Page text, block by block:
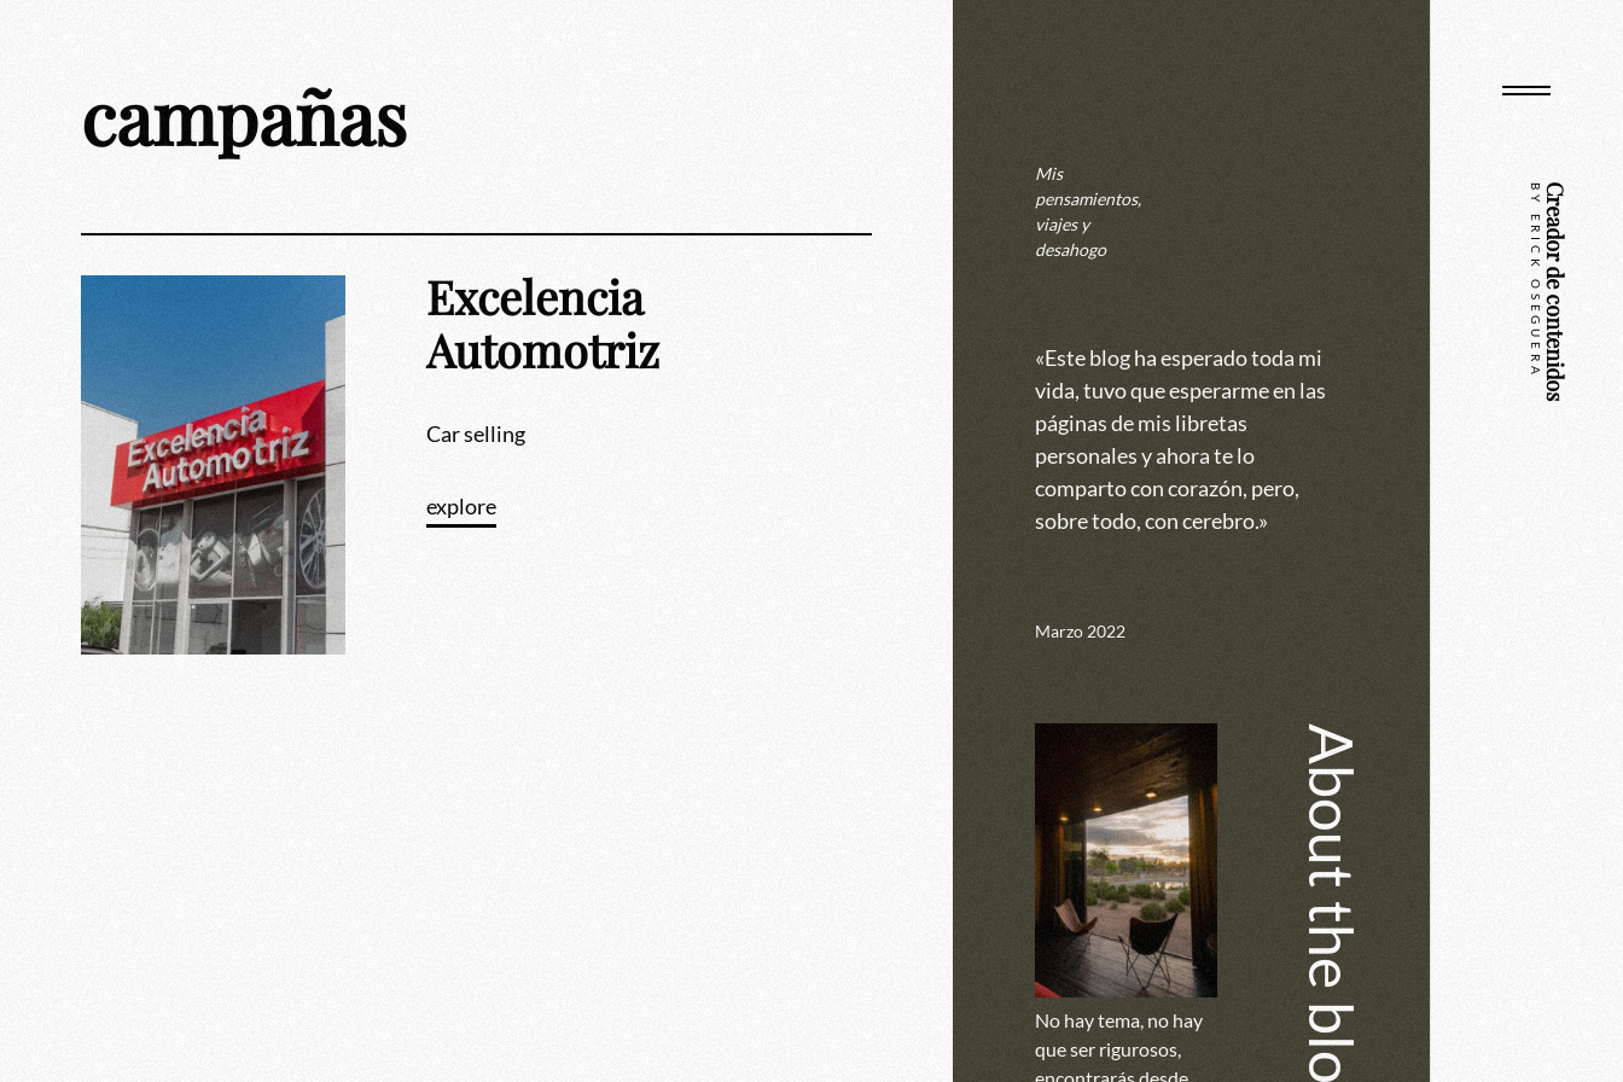
Creador de contenidos
BY ERICK OSEGUERA
campañas
Excelencia
Automotriz
Car selling
explore
Mis
pensamientos,
viajes y
desahogo
«Este blog ha esperado toda mi
vida, tuvo que esperarme en las
páginas de mis libretas
personales y ahora te lo
comparto con corazón, pero,
sobre todo, con cerebro.»
Marzo 2022
No hay tema, no hay
que ser rigurosos,
About the blog